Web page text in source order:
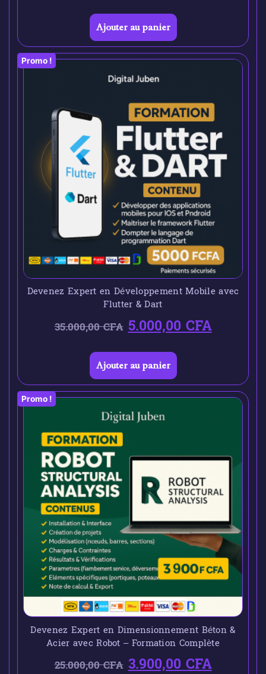
Ajouter au panier
Promo !
Devenez Expert en Développement Mobile avec
Flutter & Dart
35.000,00CFA 5.000,00CFA
Ajouter au panier
Promo !
Devenez Expert en Dimensionnement Béton &
Acier avec Robot – Formation Complète
25.000,00CFA 3.900,00CFA